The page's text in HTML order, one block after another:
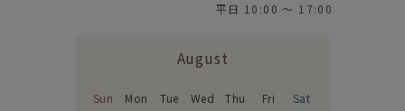
平日 10:00 〜 17:00
August
Sun Mon Tue Wed Thu Fri
Sat